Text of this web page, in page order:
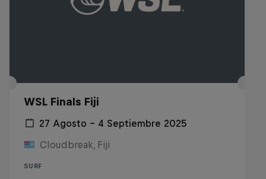
WSL Finals Fiji
27 Agosto – 4 Septiembre 2025
Cloudbreak, Fiji
SURF